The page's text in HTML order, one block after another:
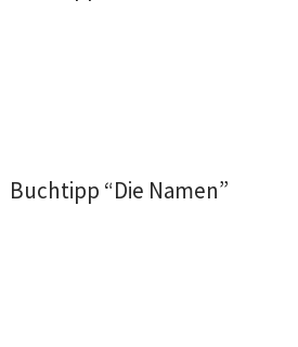
Buchtipp “Die Namen”